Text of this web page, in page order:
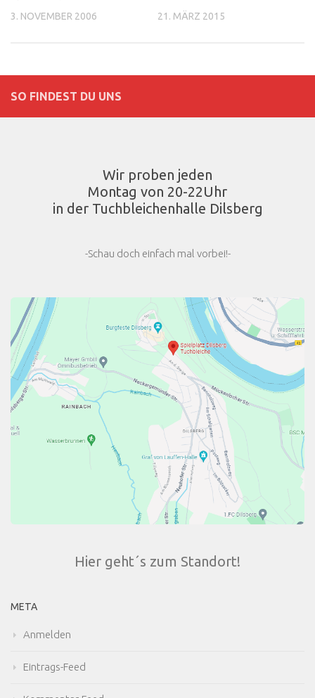
3. NOVEMBER 2006 21. MÄRZ 2015
SO FINDEST DU UNS
Wir proben jeden
Montag von 20-22Uhr
in der Tuchbleichenhalle Dilsberg
-Schau doch einfach mal vorbei!-
Hier geht´s zum Standort!
META
Anmelden
Eintrags-Feed